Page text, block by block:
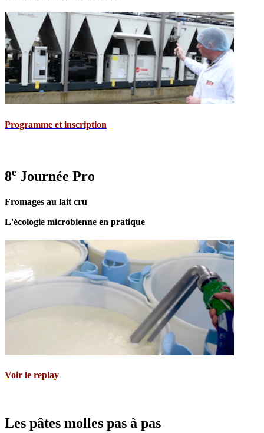
Programme et inscription
8e Journée Pro
Fromages au lait cru
L'écologie microbienne en pratique
Voir le replay
Les pâtes molles pas à pas